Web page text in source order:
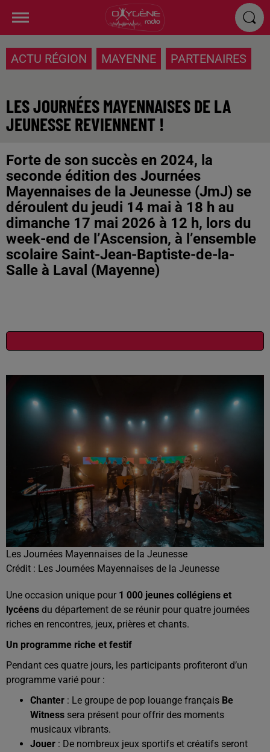
ACTU RÉGION MAYENNE PARTENAIRES
LES JOURNÉES MAYENNAISES DE LA
JEUNESSE REVIENNENT !
Forte de son succès en 2024, la
seconde édition des Journées
Mayennaises de la Jeunesse (JmJ) se
déroulent du jeudi 14 mai à 18 h au
dimanche 17 mai 2026 à 12 h, lors du
week-end de l’Ascension, à l’ensemble
scolaire Saint-Jean-Baptiste-de-la-
Salle à Laval (Mayenne)
Les Journées Mayennaises de la Jeunesse
Crédit : Les Journées Mayennaises de la Jeunesse
Une occasion unique pour 1 000 jeunes collégiens et
lycéens du département de se réunir pour quatre journées
riches en rencontres, jeux, prières et chants.
Un programme riche et festif
Pendant ces quatre jours, les participants profiteront d’un
programme varié pour :
Chanter : Le groupe de pop louange français Be
Witness sera présent pour offrir des moments
musicaux vibrants.
Jouer : De nombreux jeux sportifs et créatifs seront